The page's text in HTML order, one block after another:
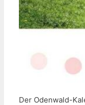
Der Odenwald-